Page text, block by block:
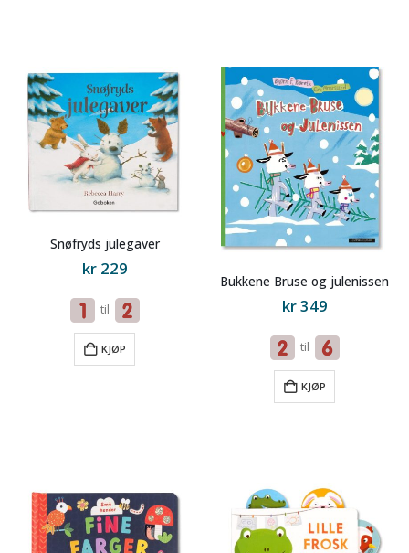
Snøfryds julegaver
kr229
til
KJØP
Bukkene Bruse og julenissen
kr349
til
KJØP